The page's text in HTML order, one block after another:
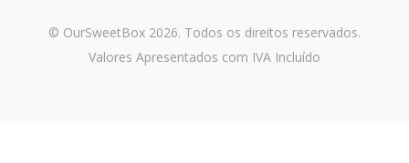
© OurSweetBox 2026. Todos os direitos reservados.
Valores Apresentados com IVA Incluído